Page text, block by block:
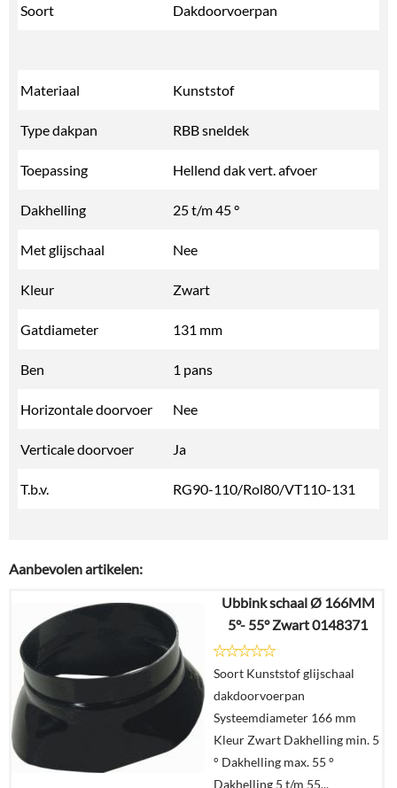
Soort Dakdoorvoerpan
Materiaal Kunststof
Type dakpan RBB sneldek
Toepassing Hellend dak vert. afvoer
Dakhelling 25 t/m 45 °
Met glijschaal Nee
Kleur Zwart
Gatdiameter 131 mm
Ben 1 pans
Horizontale doorvoer Nee
Verticale doorvoer Ja
T.b.v. RG90-110/Rol80/VT110-131
Aanbevolen artikelen:
Ubbink schaal Ø 166MM
5°- 55° Zwart 0148371
Soort Kunststof glijschaal
dakdoorvoerpan
Systeemdiameter 166 mm
Kleur Zwart Dakhelling min. 5
° Dakhelling max. 55 °
Dakhelling 5 t/m 55...